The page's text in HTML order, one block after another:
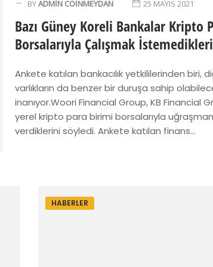
BYADMIN COINMEYDAN 25 MAYIS 2021
Bazı Güney Koreli Bankalar Kripto
Borsalarıyla Çalışmak
Ankete katılan bankacılık yetkililerinden biri,
varlıkların da benzer bir duruşa sahip
inanıyor.Woori Financial Group, KB Financial
yerel kripto para birimi borsalarıyla
verdiklerini söyledi. Ankete katılan finans...
HABERLER